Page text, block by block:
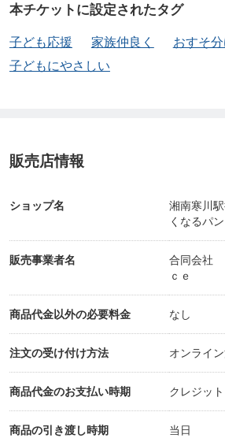
本チケットに設定されたタグ
子ども応援 家族仲良く おすそ
子どもにやさしい
販売店情報
ショップ名
湘南寒川
くなるパ
販売事業者名
合同会社
ｃｅ
商品代金以外の必要料金 なし
注文の受け付け方法 オンライ
商品代金のお支払い時期 クレジッ
商品の引き渡し時期 当日